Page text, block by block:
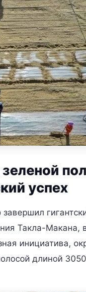
успех
Такла-Макана,
инициатива,
длиной